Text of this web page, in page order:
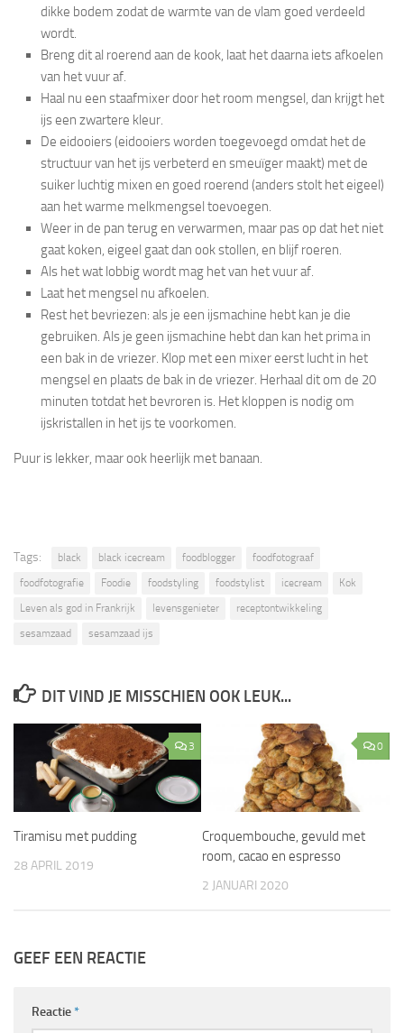
dikke bodem zodat de warmte van de vlam goed verdeeld
wordt.
Breng dit al roerend aan de kook, laat het daarna iets afkoelen
van het vuur af.
Haal nu een staafmixer door het room mengsel, dan krijgt het
ijs een zwartere kleur.
De eidooiers (eidooiers worden toegevoegd omdat het de
structuur van het ijs verbeterd en smeuïger maakt) met de
suiker luchtig mixen en goed roerend (anders stolt het eigeel)
aan het warme melkmengsel toevoegen.
Weer in de pan terug en verwarmen, maar pas op dat het niet
gaat koken, eigeel gaat dan ook stollen, en blijf roeren.
Als het wat lobbig wordt mag het van het vuur af.
Laat het mengsel nu afkoelen.
Rest het bevriezen: als je een ijsmachine hebt kan je die
gebruiken. Als je geen ijsmachine hebt dan kan het prima in
een bak in de vriezer. Klop met een mixer eerst lucht in het
mengsel en plaats de bak in de vriezer. Herhaal dit om de 20
minuten totdat het bevroren is. Het kloppen is nodig om
ijskristallen in het ijs te voorkomen.
Puur is lekker, maar ook heerlijk met banaan.
Tags: black black icecream foodblogger
foodfotograaf
foodfotografie
Foodie foodstyling foodstylist icecream
Kok
Leven als god in Frankrijk
levensgenieter
receptontwikkeling
sesamzaad
sesamzaad ijs
DIT VIND JE MISSCHIEN OOK LEUK...
3
Tiramisu met pudding
28 APRIL 2019
0
Croquembouche, gevuld met
room, cacao en espresso
2 JANUARI 2020
GEEF EEN REACTIE
Reactie*